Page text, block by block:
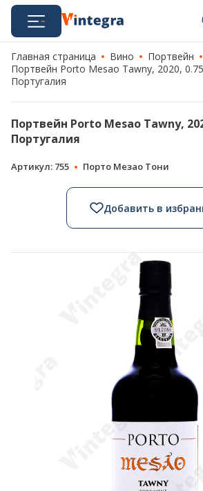
Главная страница Вино
Портвейн
Портвейн Porto Mesao Tawny, 2020,
Португалия
Портвейн Porto Mesao Tawny,
Португалия
Артикул: 755 Порто Мезао Тони
Добавить в